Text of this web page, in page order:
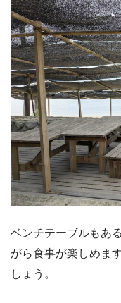
ベンチテーブルもあ
がら食事が楽しめま
しょう。